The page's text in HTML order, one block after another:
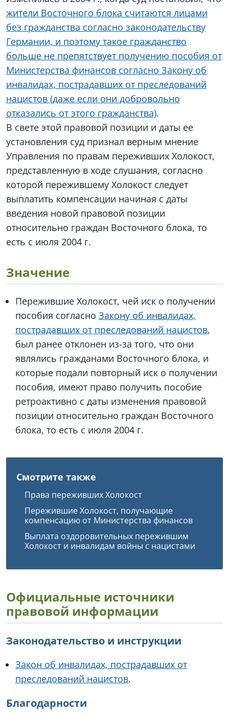
жители Восточного блока считаются лицами
без гражданства согласно законодательству
Германии, и поэтому такое гражданство
больше не препятствует получению пособия от
Министерства финансов согласно Закону об
инвалидах, пострадавших от преследований
нацистов (даже если они добровольно
отказались от этого гражданства).
В свете этой правовой позиции и даты ее
установления суд признал верным мнение
Управления по правам переживших Холокост,
представленную в ходе слушания, согласно
которой пережившему Холокост следует
выплатить компенсации начиная с даты
введения новой правовой позиции
относительно граждан Восточного блока, то
есть с июля 2004 г.
Значение
Пережившие Холокост, чей иск о получении
пособия согласно Закону об инвалидах,
пострадавших от преследований нацистов,
был ранее отклонен из-за того, что они
являлись гражданами Восточного блока, и
которые подали повторный иск о получении
пособия, имеют право получить пособие
ретроактивно с даты изменения правовой
позиции относительно граждан Восточного
блока, то есть с июля 2004 г.
Смотрите также
Права переживших Холокост
Пережившие Холокост, получающие
компенсацию от Министерства финансов
Выплата оздоровительных пережившим
Холокост и инвалидам войны с нацистами
Официальные источники
правовой информации
Законодательство и инструкции
Закон об инвалидах, пострадавших от
преследований нацистов.
Благодарности